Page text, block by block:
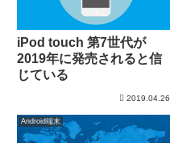
iPod touch 第7世代が
2019年に発売されると信
じている
2019.04.26
Android端末